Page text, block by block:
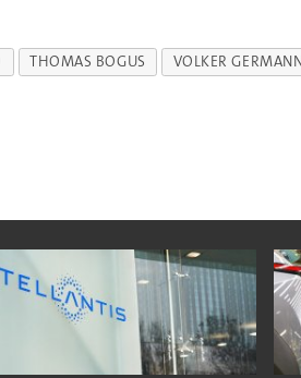
THOMAS BOGUS VOLKER